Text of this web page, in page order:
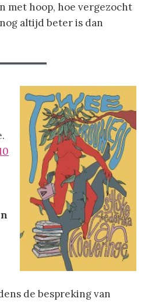
met hoop, hoe vergezocht
altijd beter is dan
de bespreking van